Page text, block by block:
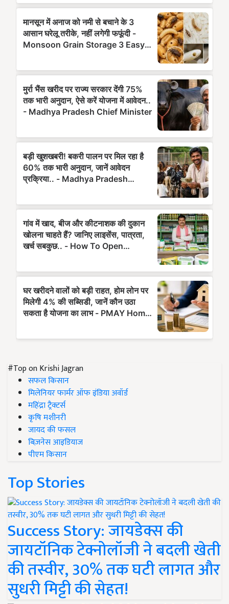
#Top on Krishi Jagran
सफल किसान
मिलेनियर फार्मर ऑफ इंडिया अवॉर्ड
महिंद्रा ट्रैक्टर्स
कृषि मशीनरी
जायद की फसल
बिज़नेस आइडियाज
पीएम किसान
Top Stories
Success Story: जायडेक्स की
जायटॉनिक टेक्नोलॉजी ने बदली खेती
की तस्वीर, 30% तक घटी लागत और
सुधरी मिट्टी की सेहत!